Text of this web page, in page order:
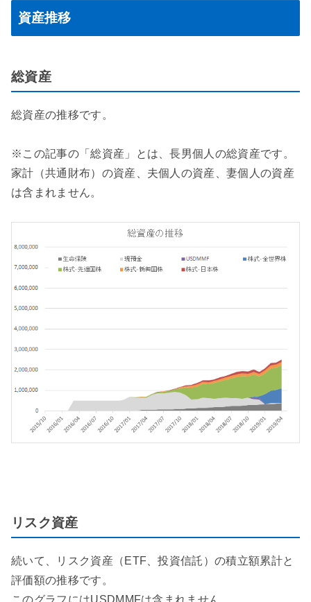
資産推移
総資産
総資産の推移です。
※この記事の「総資産」とは、長男個人の総資産です。
家計（共通財布）の資産、夫個人の資産、妻個人の資産
は含まれません。
リスク資産
続いて、リスク資産（ETF、投資信託）の積立額累計と
評価額の推移です。